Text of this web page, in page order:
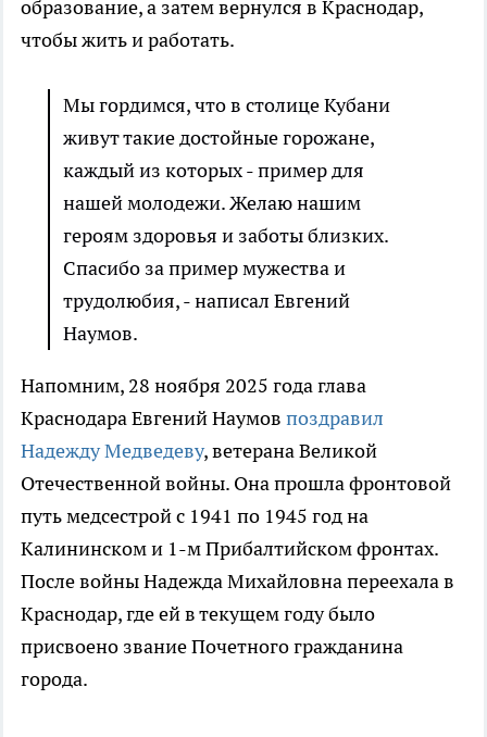
образование, а затем вернулся в Краснодар,
чтобы жить и работать.
Мы гордимся, что в столице Кубани
живут такие достойные горожане,
каждый из которых - пример для
нашей молодежи. Желаю нашим
героям здоровья и заботы близких.
Спасибо за пример мужества и
трудолюбия, - написал Евгений
Наумов.
Напомним, 28 ноября 2025 года глава
Краснодара Евгений Наумов поздравил
Надежду Медведеву, ветерана Великой
Отечественной войны. Она прошла фронтовой
путь медсестрой с 1941 по 1945 год на
Калининском и 1-м Прибалтийском фронтах.
После войны Надежда Михайловна переехала в
Краснодар, где ей в текущем году было
присвоено звание Почетного гражданина
города.